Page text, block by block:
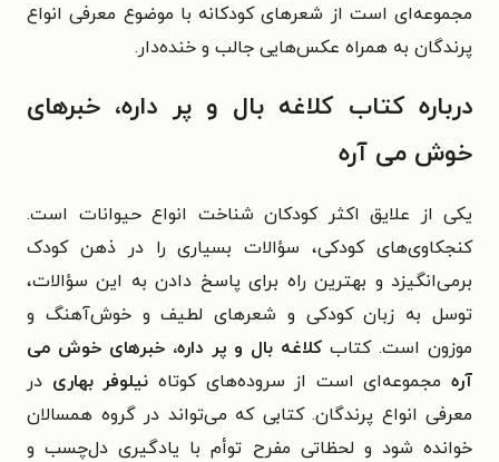
مجموعه‌ای است از شعرهای کودکانه با موضوع معرفی انواع
پرندگان به همراه عکس‌هایی جالب و خنده‌دار.
درباره کتاب کلاغه بال و پر داره، خبرهای
خوش می آره
یکی از علایق اکثر کودکان شناخت انواع حیوانات است.
کنجکاوی‌های کودکی، سؤالات بسیاری را در ذهن کودک
بر‌می‌انگیزد و بهترین راه برای پاسخ دادن به این سؤالات،
توسل به زبان کودکی و شعرهای لطیف و خوش‌آهنگ و
موزون است. کتاب کلاغه بال و پر داره، خبرهای خوش می
آره مجموعه‌ای است از سروده‌های کوتاه نیلوفر بهاری در
معرفی انواع پرندگان. کتابی که می‌تواند در گروه همسالان
خوانده شود و لحظاتی مفرح توأم با یادگیری دل‌چسب و